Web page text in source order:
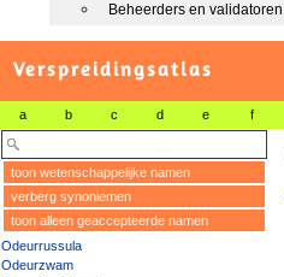
Beheerders en validatoren
Verspreidingsatlas
a b c d e f
toon wetenschappelijke namen
verberg synoniemen
toon alleen geaccepteerde namen
Odeurrussula
Odeurzwam